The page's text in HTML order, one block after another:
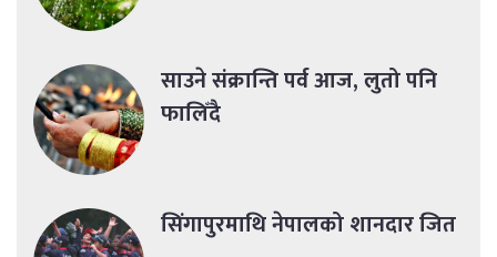
साउने संक्रान्ति पर्व आज, लुतो पनि
फालिँदै
सिंगापुरमाथि नेपालको शानदार जित